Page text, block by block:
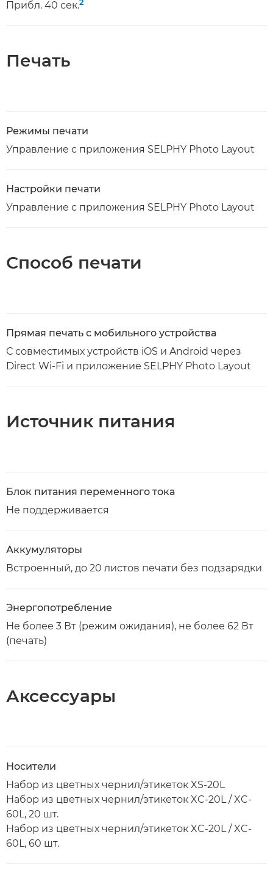
Прибл. 40 сек.
Печать
Режимы печати
Управление с приложения SELPHY Photo Layout
Настройки печати
Управление с приложения SELPHY Photo Layout
Способ печати
Прямая печать с мобильного устройства
С совместимых устройств iOS и Android через
Direct Wi-Fi и приложение SELPHY Photo Layout
Источник питания
Блок питания переменного тока
Не поддерживается
Аккумуляторы
Встроенный, до 20 листов печати без подзарядки
Энергопотребление
Не более 3 Вт (режим ожидания), не более 62 Вт
(печать)
Аксессуары
Носители
Набор из цветных чернил/этикеток XS-20L
Набор из цветных чернил/этикеток XC-20L / XC-
60L, 20 шт.
Набор из цветных чернил/этикеток XC-20L / XC-
60L, 60 шт.